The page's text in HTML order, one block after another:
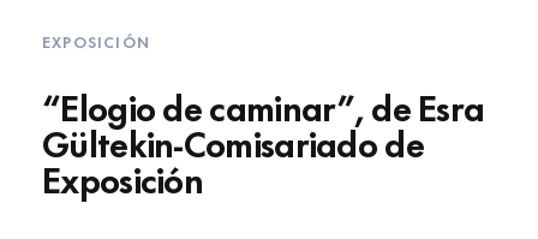
EXPOSICIÓN
“Elogio de caminar”, de Esra
Gültekin-Comisariado de
Exposición